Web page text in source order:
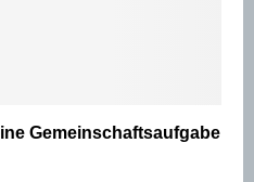
Gemeinschaftsaufgabe